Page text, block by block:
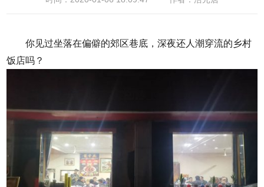
你见过坐落在偏僻的郊区巷底，深夜还人潮穿流的乡村
饭店吗？